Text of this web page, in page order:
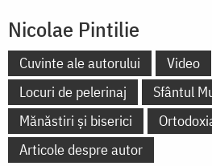
Nicolae Pintilie
Cuvinte ale autorului Video
Locuri de pelerinaj
Sfântul
Mănăstiri și biserici
Articole despre autor